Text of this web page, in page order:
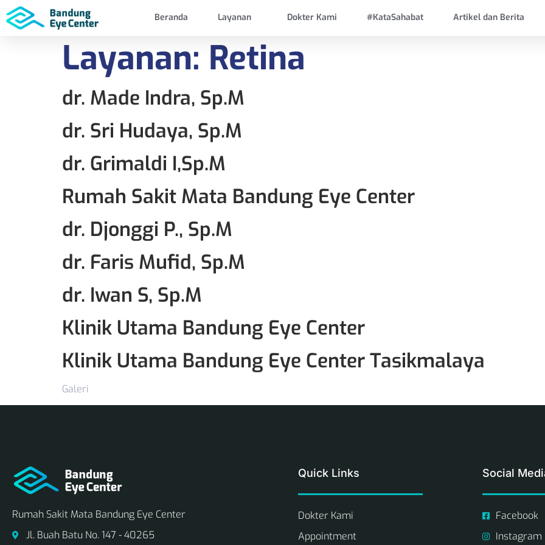
Beranda Layanan Dokter Kami #KataSahabat Artikel dan Berita
Layanan: Retina
dr. Made Indra, Sp.M
dr. Sri Hudaya, Sp.M
dr. Grimaldi I,Sp.M
Rumah Sakit Mata Bandung Eye Center
dr. Djonggi P., Sp.M
dr. Faris Mufid, Sp.M
dr. Iwan S, Sp.M
Klinik Utama Bandung Eye Center
Klinik Utama Bandung Eye Center Tasikmalaya
Galeri
Rumah Sakit Mata Bandung Eye Center
Jl. Buah Batu No. 147 - 40265
Quick Links
Dokter Kami
Appointment
Social
Facebook
Instagram